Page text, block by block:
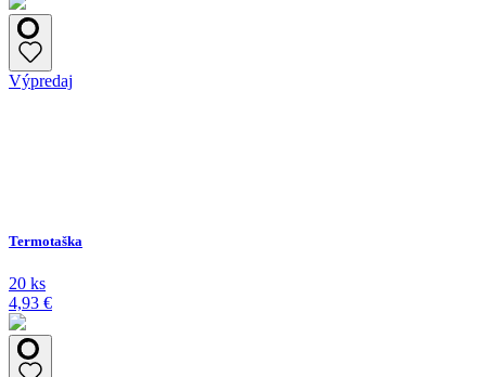
Výpredaj
Termotaška
20 ks
4,93 €